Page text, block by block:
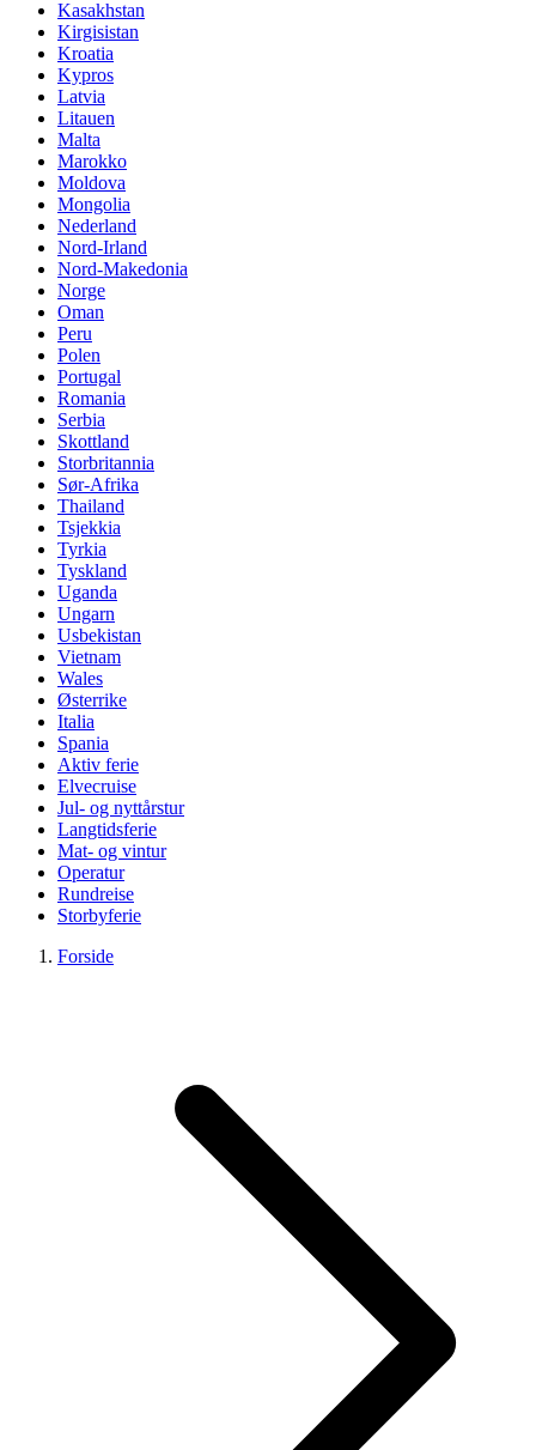
Kasakhstan
Kirgisistan
Kroatia
Kypros
Latvia
Litauen
Malta
Marokko
Moldova
Mongolia
Nederland
Nord-Irland
Nord-Makedonia
Norge
Oman
Peru
Polen
Portugal
Romania
Serbia
Skottland
Storbritannia
Sør-Afrika
Thailand
Tsjekkia
Tyrkia
Tyskland
Uganda
Ungarn
Usbekistan
Vietnam
Wales
Østerrike
Italia
Spania
Aktiv ferie
Elvecruise
Jul- og nyttårstur
Langtidsferie
Mat- og vintur
Operatur
Rundreise
Storbyferie
Forside